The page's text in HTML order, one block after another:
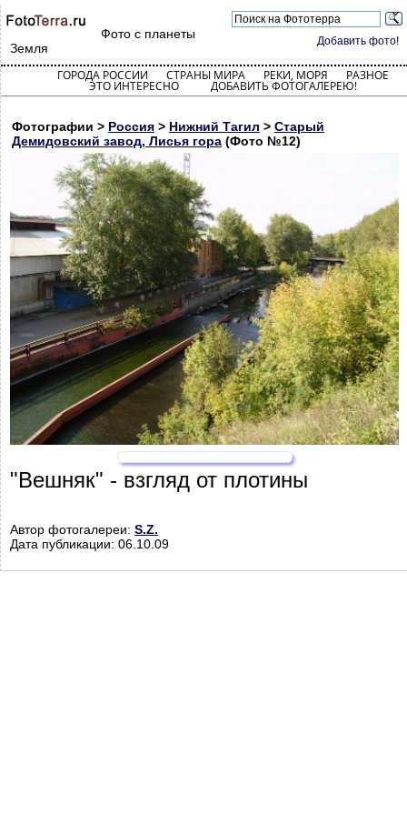
Добавить фото!
Фото с планеты
Земля
ГОРОДА РОССИИ СТРАНЫ МИРА РЕКИ, МОРЯ РАЗНОЕ
ЭТО ИНТЕРЕСНО ДОБАВИТЬ ФОТОГАЛЕРЕЮ!
Фотографии > Россия > Нижний Тагил > Старый
Демидовский завод, Лисья гора (Фото №12)
"Вешняк" - взгляд от плотины
Автор фотогалереи: S.Z.
Дата публикации: 06.10.09